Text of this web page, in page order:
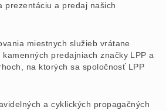
prezentáciu a predaj našich
miestnych služieb vrátane
predajniach značky LPP a
na ktorých sa spoločnosť LPP
a cyklických propagačných